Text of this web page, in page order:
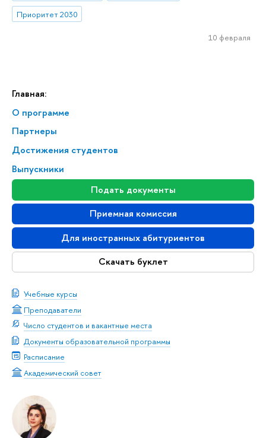
Главная:
О программе
Партнеры
Достижения студентов
Выпускники
Подать документы
Приемная комиссия
Для иностранных абитуриентов
Скачать буклет
Учебные курсы
Преподаватели
Число студентов и вакантные места
Документы образовательной программы
Расписание
Академический совет
Приоритет 2030
10 февраля